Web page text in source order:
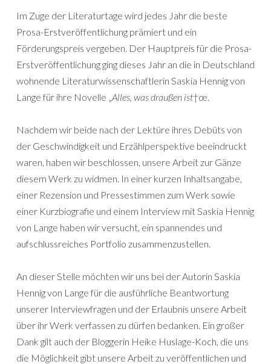
Im Zuge der Literaturtage wird jedes Jahr die beste
Prosa-Erstveröffentlichung prämiert und ein
Förderungspreis vergeben. Der Hauptpreis für die Prosa-
Erstveröffentlichung ging dieses Jahr an die in Deutschland
wohnende Literaturwissenschaftlerin Saskia Hennig von
Lange für ihre Novelle „Alles, was draußen ist†œ.
Nachdem wir beide nach der Lektüre ihres Debüts von
der Geschwindigkeit und Erzählperspektive beeindruckt
waren, haben wir beschlossen, unsere Arbeit zur Gänze
diesem Werk zu widmen. In einer kurzen Inhaltsangabe,
einer Rezension und Pressestimmen zum Werk sowie
einer Kurzbiografie und einem Interview mit Saskia Hennig
von Lange haben wir versucht, ein spannendes und
aufschlussreiches Portfolio zusammenzustellen.
An dieser Stelle möchten wir uns bei der Autorin Saskia
Hennig von Lange für die ausführliche Beantwortung
unserer Interviewfragen und der Erlaubnis unsere Arbeit
über ihr Werk verfassen zu dürfen bedanken. Ein großer
Dank gilt auch der Bloggerin Heike Huslage-Koch, die uns
die Möglichkeit gibt unsere Arbeit zu veröffentlichen und